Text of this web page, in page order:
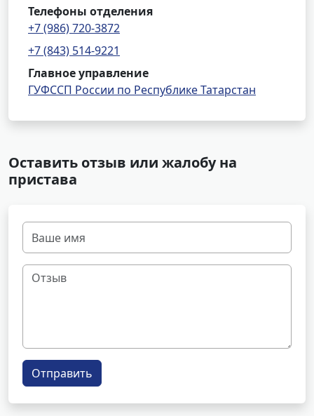
Телефоны отделения
+7 (986) 720-3872
+7 (843) 514-9221
Главное управление
ГУФССП России по Республике Татарстан
Оставить отзыв или жалобу на
пристава
Отправить